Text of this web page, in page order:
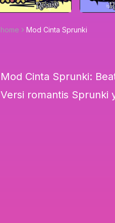
home Mod Cinta Sprunki
Mod Cinta Sprunki:
Versi romantis Sprunki